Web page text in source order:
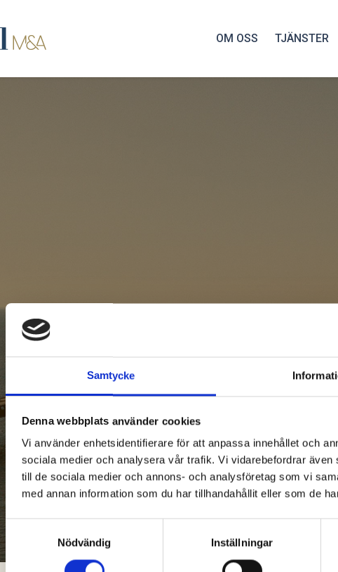
Samtycke
Denna webbplats använder cookies
Vi använder enhetsidentifierare för att anpassa innehållet och
sociala medier och analysera vår trafik. Vi vidarebefordrar
till de sociala medier och annons- och analysföretag som vi
med annan information som du har tillhandahållit eller som de
Nödvändig
Inställningar
OM OSS TJÄNSTER